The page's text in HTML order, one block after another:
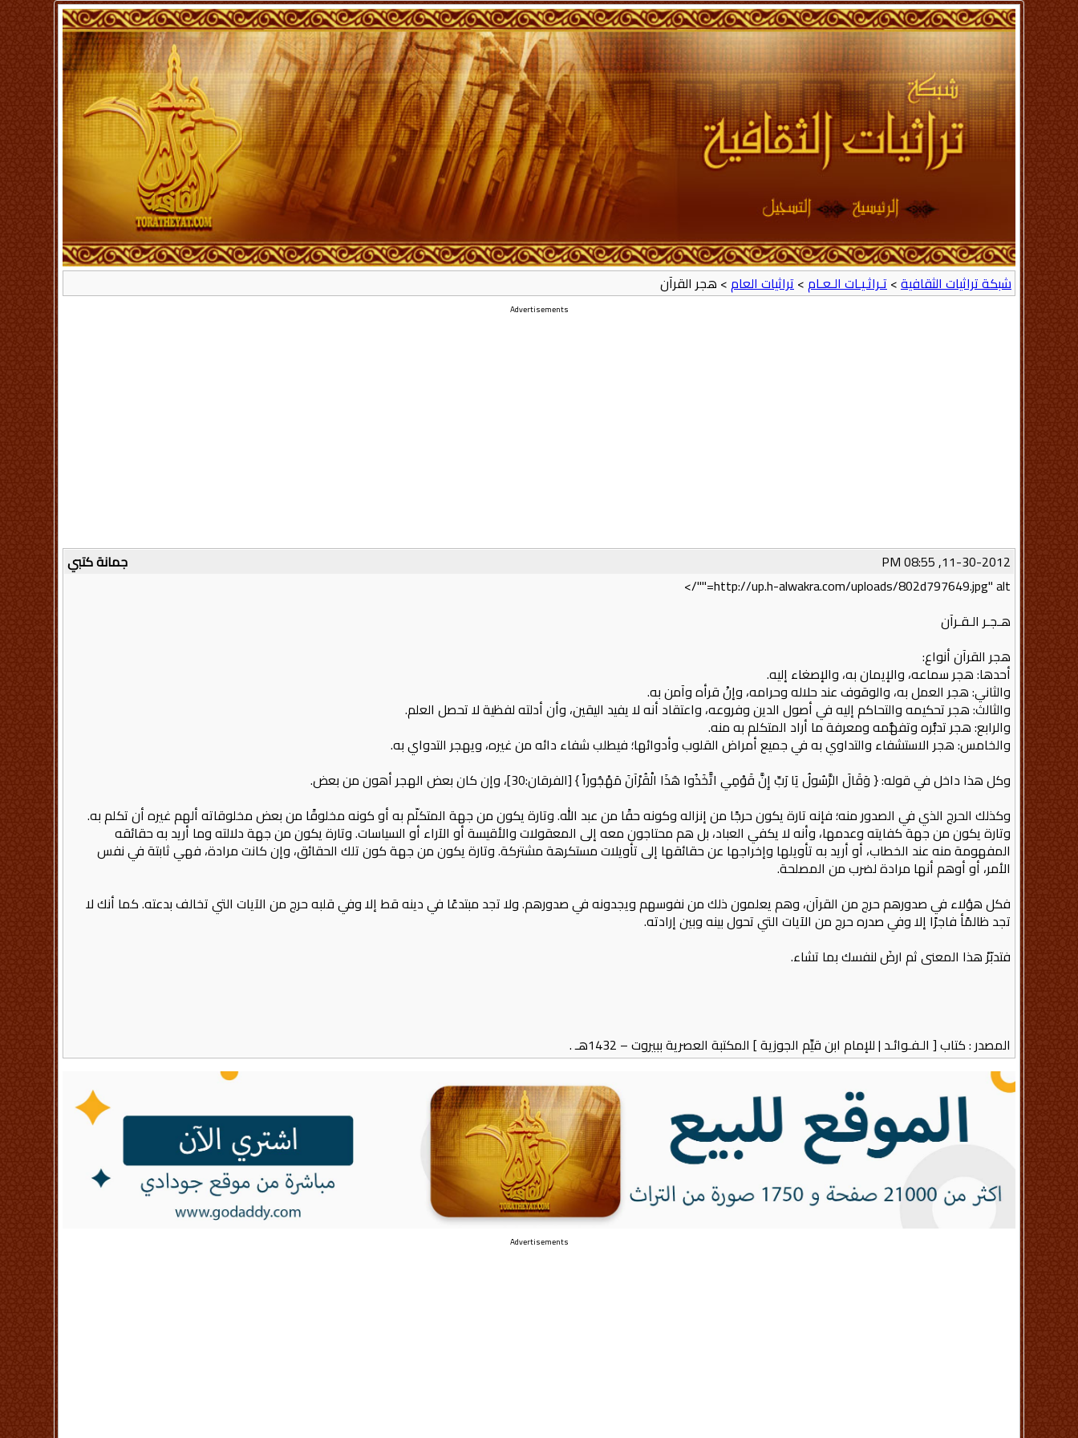
شبكة تراثيات الثقافية>تـراثـيـات الـعـام>تراثيات العام> هجر القرآن
Advertisements
جمانة كتبي
11-30-2012, 08:55 PM
http://up.h-alwakra.com/uploads/802d797649.jpg" alt=""/>
هـجـر الـقـرآن
هجر القرآن أنواع:
أحدها: هجر سماعه، والإيمان به، والإصغاء إليه.
والثاني: هجر العمل به، والوقوف عند حلاله وحرامه، وإنْ قرأه وآمن به.
والثالث: هجر تحكيمه والتحاكم إليه في أصول الدين وفروعه، واعتقاد أنه لا يفيد اليقين، وأن أدلته لفظية لا تحصل العلم.
والرابع: هجر تدبُّره وتفهُّمه ومعرفة ما أراد المتكلم به منه.
والخامس: هجر الاستشفاء والتداوي به في جميع أمراض القلوب وأدوائها؛ فيطلب شفاء دائه من غيره، ويهجر التدواي به.
وكل هذا داخل في قوله: { وَقَالَ الرَّسُولُ يَا رَبِّ إِنَّ قَوْمِي اتَّخَذُوا هَذَا الْقُرْآنَ مَهْجُوراً } [الفرقان:30]، وإن كان بعض الهجر أهون من بعض.
وكذلك الحرج الذي في الصدور منه؛ فإنه تارة يكون حرجًا من إنزاله وكونه حقًا من عبد الله. وتارة يكون من جهة المتكلّم به أو كونه مخلوقًا من بعض مخلوقاته ألهم غيره أن تكلم به.
وتارة يكون من جهة كفايته وعدمها، وأنه لا يكفي العباد، بل هم محتاجون معه إلى المعقولات والأقيسة أو الآراء أو السياسات. وتارة يكون من جهة دلالته وما أريد به حقائقه
المفهومة منه عند الخطاب، أو أريد به تأويلها وإخراجها عن حقائقها إلى تأويلات مستكرهة مشتركة. وتارة يكون من جهة كون تلك الحقائق، وإن كانت مرادة، فهي ثابتة في نفس
الأمر، أو أوهم أنها مرادة لضرب من المصلحة.
فكل هؤلاء في صدورهم حرج من القرآن، وهم يعلمون ذلك من نفوسهم ويجدونه في صدورهم. ولا تجد مبتدعًا في دينه قط إلا وفي قلبه حرج من الآيات التي تخالف بدعته. كما أنك لا
تجد ظالمًأ فاجرًا إلا وفي صدره حرج من الآيات التي تحول بينه وبين إرادته.
فتدبّرْ هذا المعنى ثم ارضَ لنفسك بما تشاء.
المصدر : كتاب [ الـفـوائـد | للإمام ابن قيِّم الجوزية ] المكتبة العصرية ببيروت – 1432هـ .
Advertisements